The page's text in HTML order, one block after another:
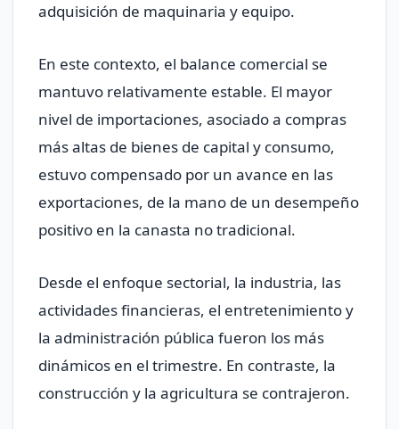
adquisición de maquinaria y equipo.
En este contexto, el balance comercial se
mantuvo relativamente estable. El mayor
nivel de importaciones, asociado a compras
más altas de bienes de capital y consumo,
estuvo compensado por un avance en las
exportaciones, de la mano de un desempeño
positivo en la canasta no tradicional.
Desde el enfoque sectorial, la industria, las
actividades financieras, el entretenimiento y
la administración pública fueron los más
dinámicos en el trimestre. En contraste, la
construcción y la agricultura se contrajeron.